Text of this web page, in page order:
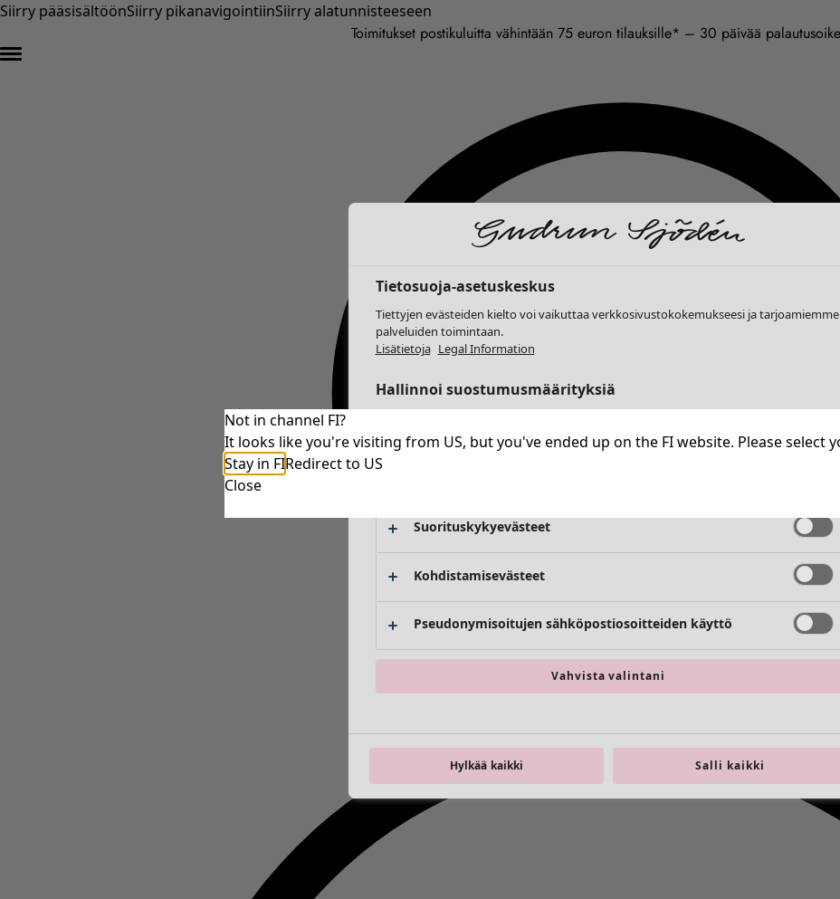
Siirry pääsisältöönSiirry pikanavigointiinSiirry alatunnisteeseen
Toimitukset postikuluitta vähintään 75 euron tilauksille* – 30 päivää
Not in channel FI?
It looks like you're visiting from US, but you've ended up on the FI website. Please select
Stay in FIRedirect to US
Close
Tietosuoja-asetuskeskus
Tiettyjen evästeiden kielto voi vaikuttaa verkkosivustokokemukseesi ja tarjoamiemme
palveluiden toimintaan.
Lisätietoja Legal Information
Hallinnoi suostumusmäärityksiä
Välttämättömät evästeet Aina aktiivinen
Suorituskykyevästeet
Kohdistamisevästeet
Pseudonymisoitujen sähköpostiosoitteiden käyttö
Vahvista valintani
Hylkää kaikki Salli kaikki